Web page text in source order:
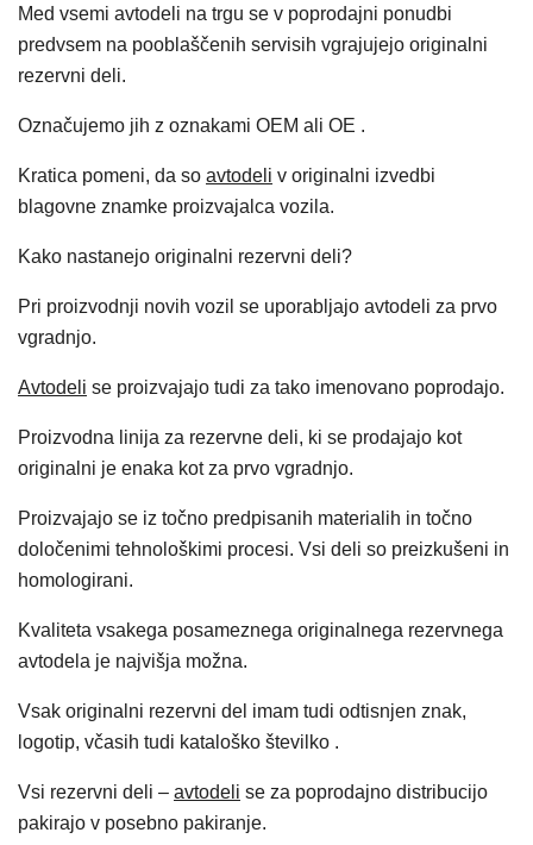
Med vsemi avtodeli na trgu se v poprodajni ponudbi
predvsem na pooblaščenih servisih vgrajujejo originalni
rezervni deli.
Označujemo jih z oznakami OEM ali OE .
Kratica pomeni, da so avtodeli v originalni izvedbi
blagovne znamke proizvajalca vozila.
Kako nastanejo originalni rezervni deli?
Pri proizvodnji novih vozil se uporabljajo avtodeli za prvo
vgradnjo.
Avtodeli se proizvajajo tudi za tako imenovano poprodajo.
Proizvodna linija za rezervne deli, ki se prodajajo kot
originalni je enaka kot za prvo vgradnjo.
Proizvajajo se iz točno predpisanih materialih in točno
določenimi tehnološkimi procesi. Vsi deli so preizkušeni in
homologirani.
Kvaliteta vsakega posameznega originalnega rezervnega
avtodela je najvišja možna.
Vsak originalni rezervni del imam tudi odtisnjen znak,
logotip, včasih tudi kataloško številko .
Vsi rezervni deli – avtodeli se za poprodajno distribucijo
pakirajo v posebno pakiranje.